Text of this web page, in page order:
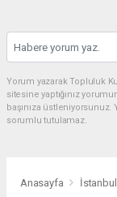
Yorum yazarak Topluluk
sitesine yaptığınız
başınıza
sorumlu tutulamaz.
Anasayfa İstanbul